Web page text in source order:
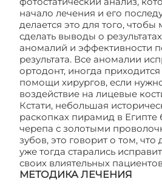
начало лечения и его
делается это для того,
сделать выводы о
аномалий и эффективности
результата. Все аномалии
ортодонт, иногда
помощи хирургов, если
воздействие на лицевые
Кстати, небольшая
раскопках пирамид в
черепа с золотыми
зубов, это говорит о том,
уже тогда старались
своих влиятельных
МЕТОДИКА ЛЕЧЕНИЯ